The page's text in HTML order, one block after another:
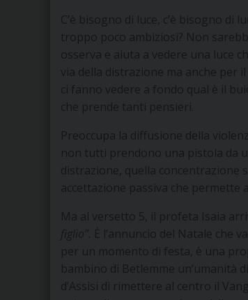
C’è bisogno di luce, c’è bisogno di
troppo poco ambiziosi? Non
osserva e aiuta a vedere una luce
via della distrazione ma anche per
ci fanno vedere a fondo qual è il
che prende tanti pensieri.
Preoccupa la diffusione della
non tutti prendono una pistola da
distrazione, quella concentrazione
accettazione passiva che permette
Ma al versetto 5, il profeta Isaia
figlio”. È l’annuncio del Natale che
per un momento di festa, è una
bambino di Betlemme un’umanità
d’Assisi di rimettere al centro il